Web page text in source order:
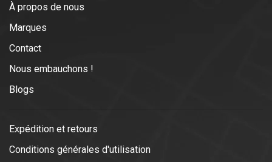
À propos de nous
Marques
Contact
Nous embauchons !
Blogs
Expédition et retours
Conditions générales d'utilisation